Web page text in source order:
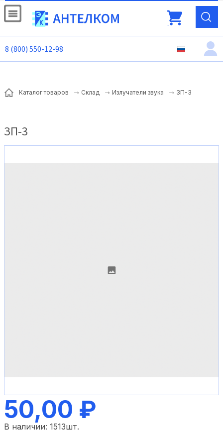
8 (800) 550-12-98
Каталог товаров Склад Излучатели звука ЗП-3
ЗП-3
50,00 ₽
В наличии: 1513шт.